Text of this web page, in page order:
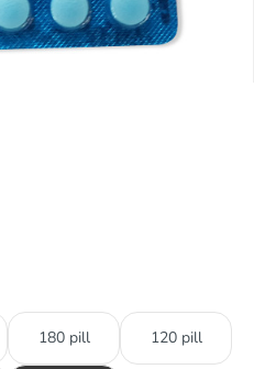
180 pill 120 pill